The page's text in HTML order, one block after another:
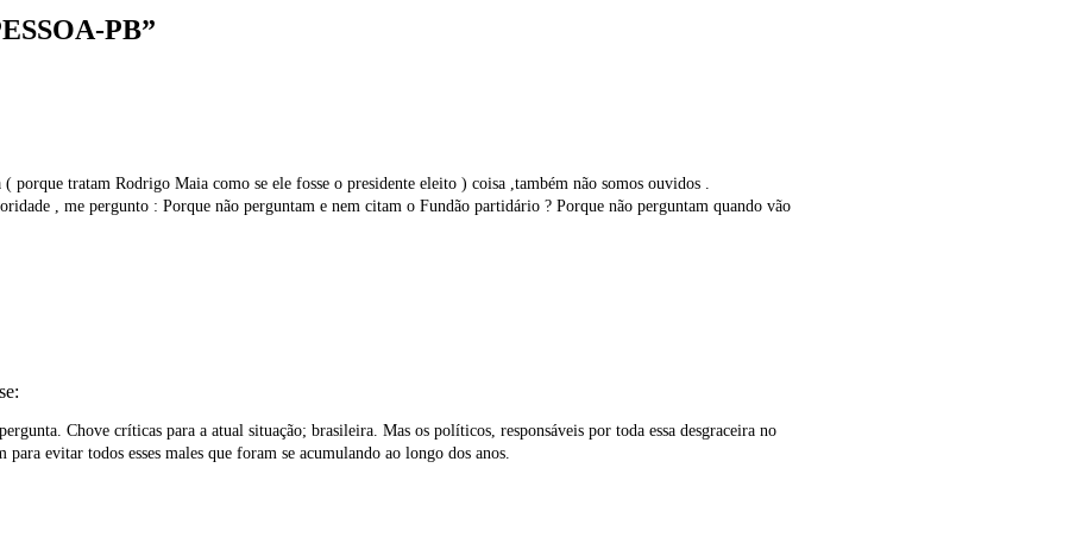
PB”
porque tratam Rodrigo Maia como se ele fosse o presidente eleito ) coisa ,também não somos ouvidos .
, me pergunto : Porque não perguntam e nem citam o Fundão partidário ? Porque não perguntam quando vão
Chove críticas para a atual situação; brasileira. Mas os políticos, responsáveis por toda essa desgraceira no
para evitar todos esses males que foram se acumulando ao longo dos anos.